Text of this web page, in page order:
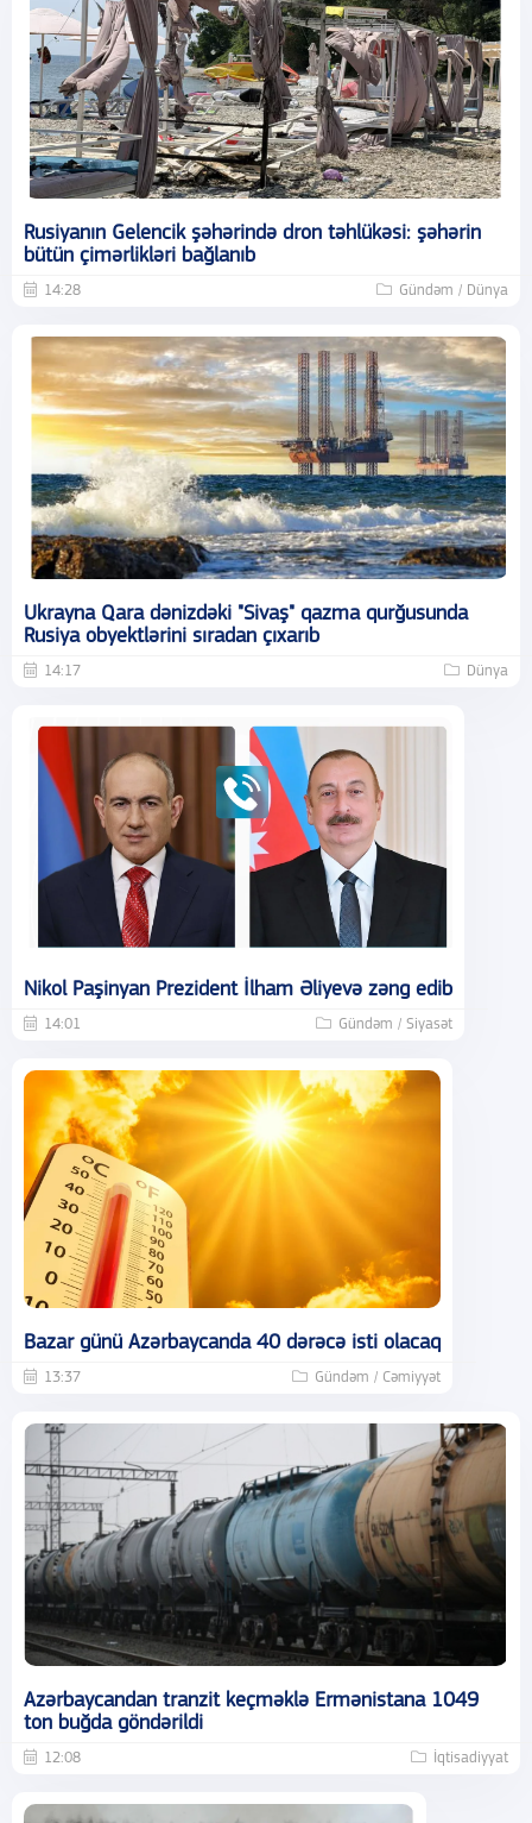
Rusiyanın Gelencik şəhərində dron təhlükəsi: şəhərin
bütün çimərlikləri bağlanıb
14:28 Gündəm / Dünya
Ukrayna Qara dənizdəki "Sivaş" qazma qurğusunda
Rusiya obyektlərini sıradan çıxarıb
14:17 Dünya
Nikol Paşinyan Prezident İlham Əliyevə zəng edib
14:01 Gündəm / Siyasət
Bazar günü Azərbaycanda 40 dərəcə isti olacaq
13:37 Gündəm / Cəmiyyət
Azərbaycandan tranzit keçməklə Ermənistana 1049
ton buğda göndərildi
12:08 İqtisadiyyat